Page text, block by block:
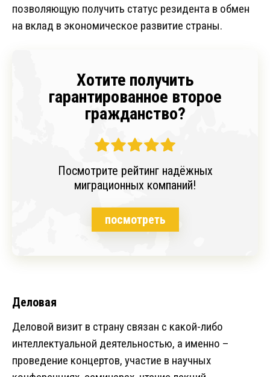
позволяющую получить статус резидента в обмен
на вклад в экономическое развитие страны.
Хотите получить
гарантированное второе
гражданство?
Посмотрите рейтинг надёжных
миграционных компаний!
посмотреть
Деловая
Деловой визит в страну связан с какой-либо
интеллектуальной деятельностью, а именно –
проведение концертов, участие в научных